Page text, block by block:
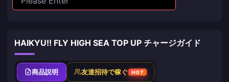
HAIKYU!! FLY HIGH SEA TOP UP チャージガイド
商品説明 友達招待で稼ぐ HOT